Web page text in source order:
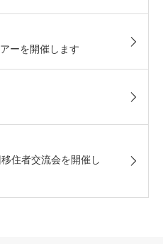
ーを開催します
住者交流会を開催し